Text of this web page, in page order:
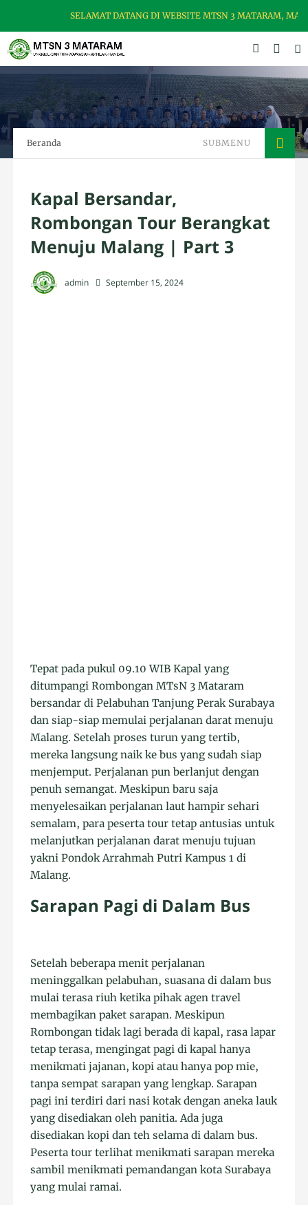
SELAMAT DATANG DI WEBSITE MTSN 3 MATARAM,
Beranda SUBMENU
Kapal Bersandar,
Rombongan Tour Berangkat
Menuju Malang | Part 3
admin September 15, 2024
Tepat pada pukul 09.10 WIB Kapal yang
ditumpangi Rombongan MTsN 3 Mataram
bersandar di Pelabuhan Tanjung Perak Surabaya
dan siap-siap memulai perjalanan darat menuju
Malang. Setelah proses turun yang tertib,
mereka langsung naik ke bus yang sudah siap
menjemput. Perjalanan pun berlanjut dengan
penuh semangat. Meskipun baru saja
menyelesaikan perjalanan laut hampir sehari
semalam, para peserta tour tetap antusias untuk
melanjutkan perjalanan darat menuju tujuan
yakni Pondok Arrahmah Putri Kampus 1 di
Malang.
Sarapan Pagi di Dalam Bus
Setelah beberapa menit perjalanan
meninggalkan pelabuhan, suasana di dalam bus
mulai terasa riuh ketika pihak agen travel
membagikan paket sarapan. Meskipun
Rombongan tidak lagi berada di kapal, rasa lapar
tetap terasa, mengingat pagi di kapal hanya
menikmati jajanan, kopi atau hanya pop mie,
tanpa sempat sarapan yang lengkap. Sarapan
pagi ini terdiri dari nasi kotak dengan aneka lauk
yang disediakan oleh panitia. Ada juga
disediakan kopi dan teh selama di dalam bus.
Peserta tour terlihat menikmati sarapan mereka
sambil menikmati pemandangan kota Surabaya
yang mulai ramai.